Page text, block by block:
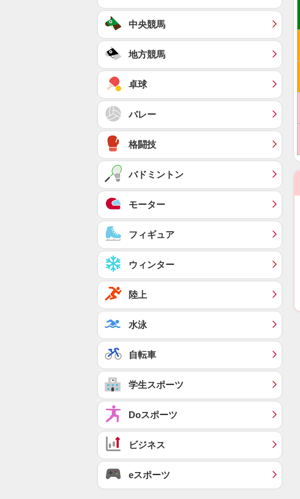
中央競馬
地方競馬
卓球
バレー
格闘技
バドミントン
モーター
フィギュア
ウィンター
陸上
水泳
自転車
学生スポーツ
Doスポーツ
ビジネス
eスポーツ